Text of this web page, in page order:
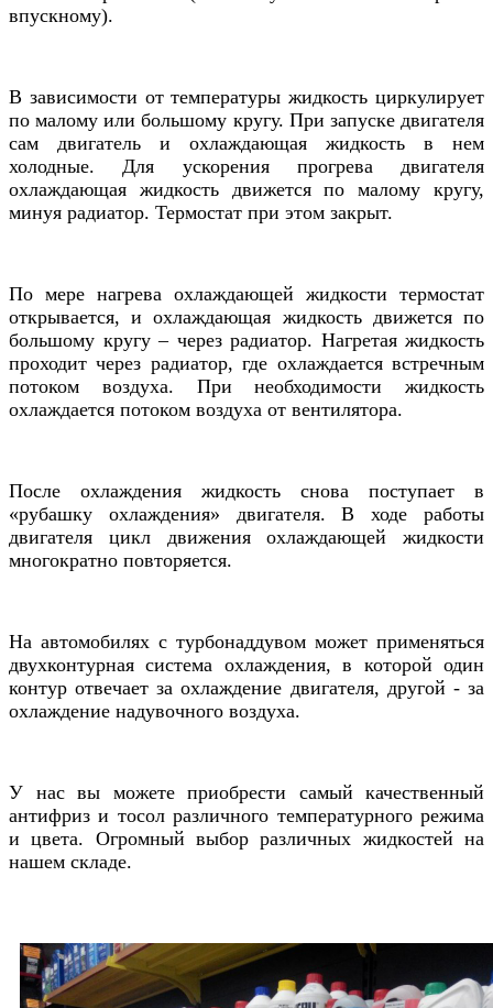
впускному).
В зависимости от температуры жидкость циркулирует
по малому или большому кругу. При запуске двигателя
сам двигатель и охлаждающая жидкость в нем
холодные. Для ускорения прогрева двигателя
охлаждающая жидкость движется по малому кругу,
минуя радиатор. Термостат при этом закрыт.
По мере нагрева охлаждающей жидкости термостат
открывается, и охлаждающая жидкость движется по
большому кругу – через радиатор. Нагретая жидкость
проходит через радиатор, где охлаждается встречным
потоком воздуха. При необходимости жидкость
охлаждается потоком воздуха от вентилятора.
После охлаждения жидкость снова поступает в
«рубашку охлаждения» двигателя. В ходе работы
двигателя цикл движения охлаждающей жидкости
многократно повторяется.
На автомобилях c турбонаддувом может применяться
двухконтурная система охлаждения, в которой один
контур отвечает за охлаждение двигателя, другой - за
охлаждение надувочного воздуха.
У нас вы можете приобрести самый качественный
антифриз и тосол различного температурного режима
и цвета. Огромный выбор различных жидкостей на
нашем складе.